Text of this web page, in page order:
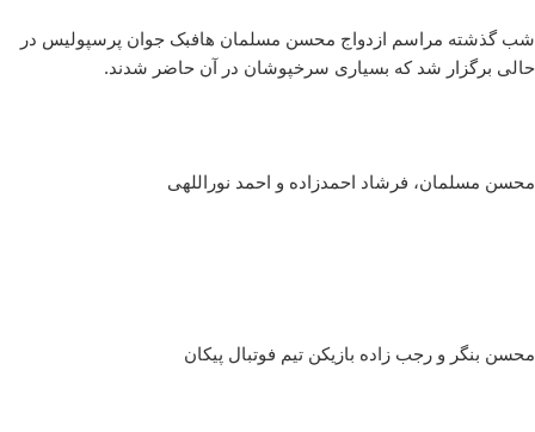
شب گذشته مراسم ازدواج محسن مسلمان هافبک جوان پرسپولیس در
حالی برگزار شد که بسیاری سرخپوشان در آن حاضر شدند.
محسن مسلمان، فرشاد احمدزاده و احمد نوراللهی
محسن بنگر و رجب زاده بازیکن تیم فوتبال پیکان